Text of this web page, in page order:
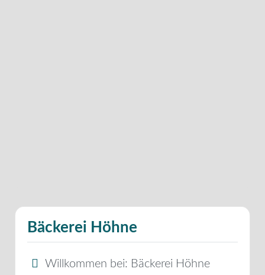
Bäckerei Höhne
Willkommen bei: Bäckerei Höhne